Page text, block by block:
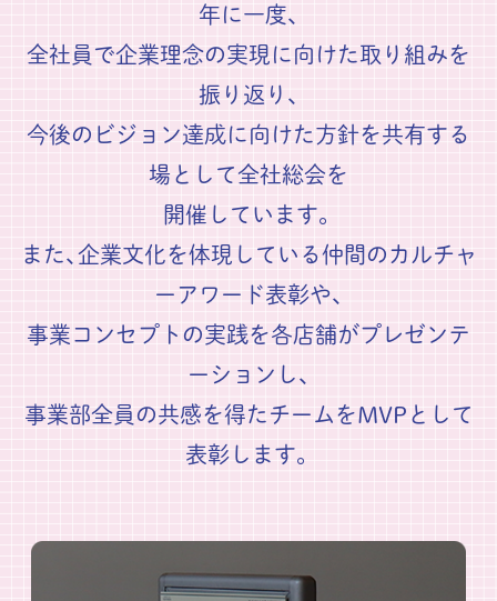
年に一度、
全社員で企業理念の実現に向けた取り組みを
振り返り、
今後のビジョン達成に向けた方針を共有する
場として全社総会を
開催しています。
また、企業文化を体現している仲間のカルチャ
ーアワード表彰や、
事業コンセプトの実践を各店舗がプレゼンテ
ーションし、
事業部全員の共感を得たチームをMVPとして
表彰します。